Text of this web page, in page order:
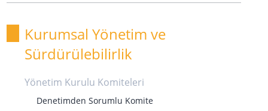
Kurumsal Yönetim ve
Sürdürülebilirlik
Yönetim Kurulu Komiteleri
Denetimden Sorumlu Komite